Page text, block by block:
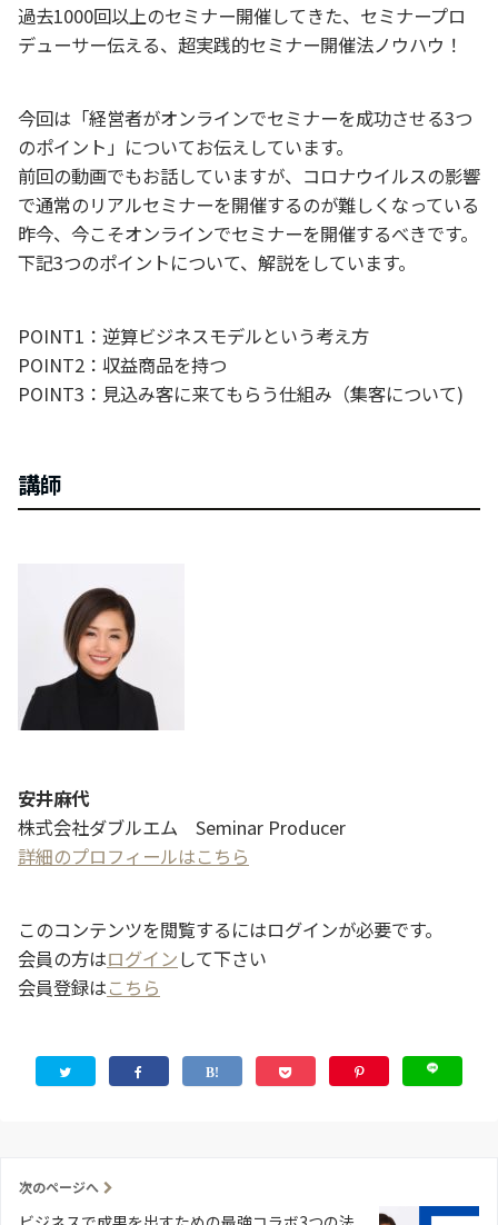
過去1000回以上のセミナー開催してきた、セミナープロ
デューサー伝える、超実践的セミナー開催法ノウハウ！
今回は「経営者がオンラインでセミナーを成功させる3つ
のポイント」についてお伝えしています。
前回の動画でもお話していますが、コロナウイルスの影響
で通常のリアルセミナーを開催するのが難しくなっている
昨今、今こそオンラインでセミナーを開催するべきです。
下記3つのポイントについて、解説をしています。
POINT1：逆算ビジネスモデルという考え方
POINT2：収益商品を持つ
POINT3：見込み客に来てもらう仕組み（集客について)
講師
安井麻代
株式会社ダブルエム Seminar Producer
詳細のプロフィールはこちら
このコンテンツを閲覧するにはログインが必要です。
会員の方はログインして下さい
会員登録はこちら
次のページへ